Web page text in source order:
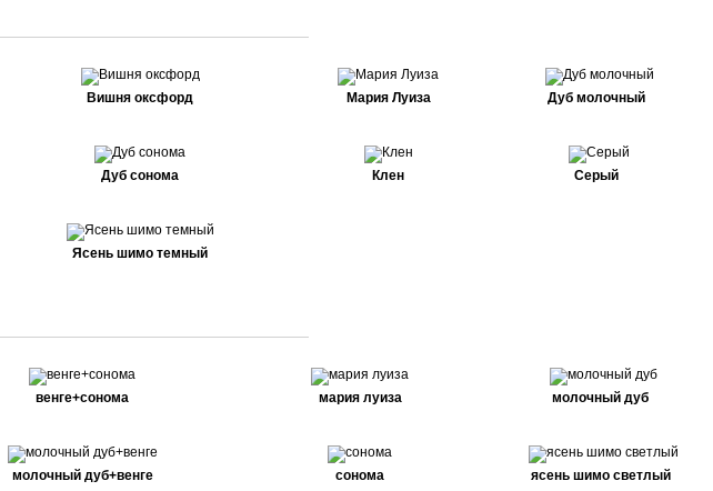
Вишня оксфорд Мария Луиза Дуб молочный
Дуб сонома Клен Серый
Ясень шимо темный
венге+сонома мария луиза молочный дуб
молочный дуб+венге сонома ясень шимо светлый